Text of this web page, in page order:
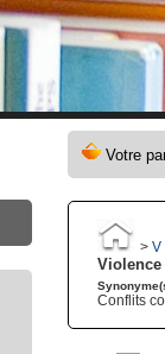
> V
Conflits